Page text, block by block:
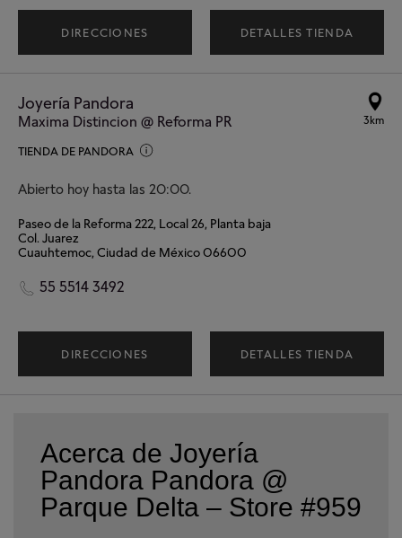
DIRECCIONES DETALLES TIENDA
Joyería Pandora
Maxima Distincion @ Reforma PR
TIENDA DE PANDORA
Abierto hoy hasta las 20:00.
3km
Paseo de la Reforma 222, Local 26, Planta baja
Col. Juarez
Cuauhtemoc, Ciudad de México 06600
55 5514 3492
DIRECCIONES DETALLES TIENDA
Acerca de Joyería
Pandora Pandora @
Parque Delta – Store #959